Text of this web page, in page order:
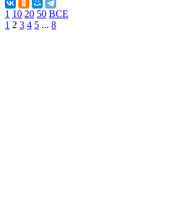
1 10 20 50 ВСЕ
1 2 3 4 5 ... 8